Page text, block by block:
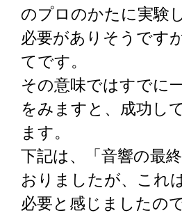
のプロのかたに実験
必要がありそうです
てです。
その意味ではすでに
をみますと、成功し
ます。
下記は、「音響の最
おりましたが、これ
必要と感じましたの